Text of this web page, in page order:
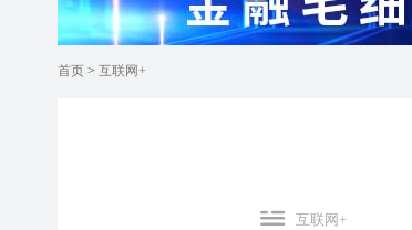
首页 > 互联网+
互联网+